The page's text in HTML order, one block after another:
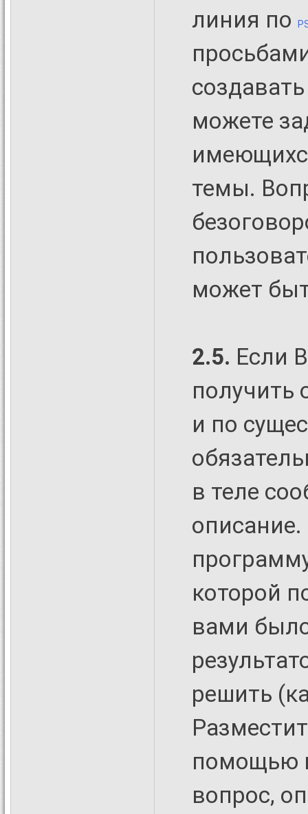
линия по
можете
темы.
может
2.5. Если
получить
и по
в теле
которой
вами
решить
помощью
вопрос,